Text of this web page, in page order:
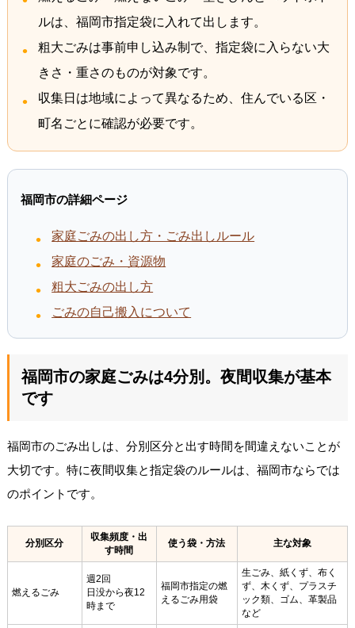
ルは、福岡市指定袋に入れて出します。
粗大ごみは事前申し込み制で、指定袋に入らない大
きさ・重さのものが対象です。
収集日は地域によって異なるため、住んでいる区・
町名ごとに確認が必要です。
福岡市の詳細ページ
家庭ごみの出し方・ごみ出しルール
家庭のごみ・資源物
粗大ごみの出し方
ごみの自己搬入について
福岡市の家庭ごみは4分別。夜間収集が基本
です
福岡市のごみ出しは、分別区分と出す時間を間違えないことが
大切です。特に夜間収集と指定袋のルールは、福岡市ならでは
のポイントです。
分別区分
収集頻度・出
す時間
使う袋・方法 主な対象
燃えるごみ
週2回
日没から夜12
時まで
福岡市指定の燃
えるごみ用袋
生ごみ、紙くず、布く
ず、木くず、プラスチ
ック類、ゴム、革製品
など